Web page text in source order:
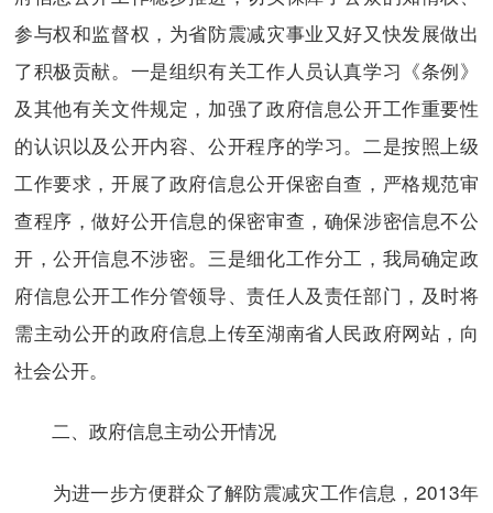
参与权和监督权，为省防震减灾事业又好又快发展做出
了积极贡献。一是组织有关工作人员认真学习《条例》
及其他有关文件规定，加强了政府信息公开工作重要性
的认识以及公开内容、公开程序的学习。二是按照上级
工作要求，开展了政府信息公开保密自查，严格规范审
查程序，做好公开信息的保密审查，确保涉密信息不公
开，公开信息不涉密。三是细化工作分工，我局确定政
府信息公开工作分管领导、责任人及责任部门，及时将
需主动公开的政府信息上传至湖南省人民政府网站，向
社会公开。
二、政府信息主动公开情况
为进一步方便群众了解防震减灾工作信息，2013年